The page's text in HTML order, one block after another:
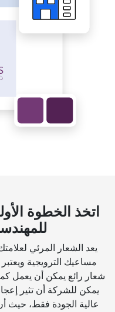
اتخذ الخطوة
يعد الشعار المرئي
مساعيك الترويجية
شعار رائع يمكن أن يعمل
يمكن للشركة أن تثير
عالية الجودة فقط، حيث